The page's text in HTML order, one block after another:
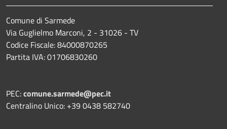
Comune di Sarmede
Via Guglielmo Marconi, 2 - 31026 - TV
Codice Fiscale: 84000870265
Partita IVA: 01706830260
PEC:comune.sarmede@pec.it
Centralino Unico: +39 0438 582740